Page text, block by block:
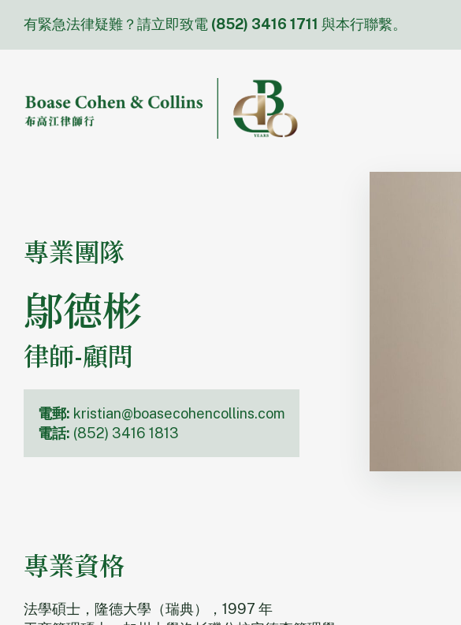
content
有緊急法律疑難？請立即致電 (852) 3416 1711 與本行聯繫。
專業團隊
鄔德彬
律師-顧問
電郵: kristian@boasecohencollins.com
電話: (852) 3416 1813
專業資格
法學碩士，隆德大學（瑞典），1997 年